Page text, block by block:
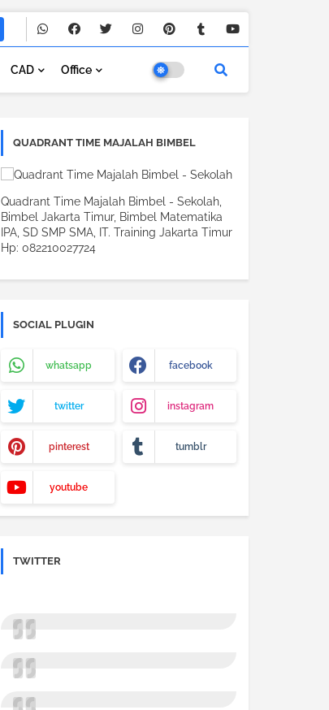
CAD Office
QUADRANT TIME MAJALAH BIMBEL
Quadrant Time Majalah Bimbel - Sekolah,
Bimbel Jakarta Timur, Bimbel Matematika
IPA, SD SMP SMA, IT. Training Jakarta Timur
Hp: 082210027724
SOCIAL PLUGIN
whatsapp facebook
twitter instagram
pinterest tumblr
youtube
TWITTER